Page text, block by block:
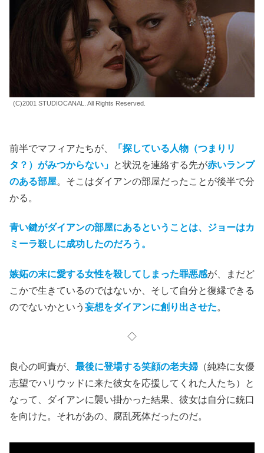
(C)2001 STUDIOCANAL. All Rights Reserved.
前半でマフィアたちが、
「探している人物（つまりリ
タ？）がみつからない」 と状況を連絡する先が赤いランプ
のある部屋。そこはダイアンの部屋だったことが後半で分
かる。
青い鍵がダイアンの部屋にあるということは、ジョーはカ
ミーラ殺しに成功したのだろう。
嫉妬の末に愛する女性を殺してしまった罪悪感が、まだど
こかで生きているのではないか、そして自分と復縁できる
のでないかという 妄想をダイアンに創り出させた。
◇
良心の呵責が、 最後に登場する笑顔の老夫婦 （純粋に女優
志望でハリウッドに来た彼女を応援してくれた人たち）と
なって、ダイアンに襲い掛かった結果、彼女は自分に銃口
を向けた。それがあの、腐乱死体だったのだ。